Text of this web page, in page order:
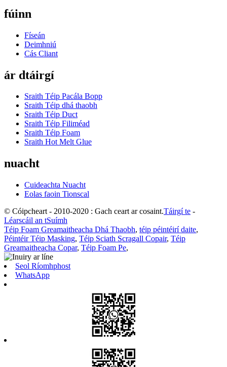
fúinn
Físeán
Deimhniú
Cás Cliant
ár dtáirgí
Sraith Téip Pacála Bopp
Sraith Téip dhá thaobh
Sraith Téip Duct
Sraith Téip Filiméad
Sraith Téip Foam
Sraith Hot Melt Glue
nuacht
Cuideachta Nuacht
Eolas faoin Tionscal
© Cóipcheart - 2010-2020 : Gach ceart ar cosaint.Táirgí te -
Léarscáil an tSuímh
Téip Foam Greamaitheacha Dhá Thaobh, téip péintéirí daite,
Péintéir Téip Masking, Téip Sciath Scragall Copair, Téip
Greamaitheacha Copar, Téip Foam Pe,
Seol Ríomhphost
WhatsApp